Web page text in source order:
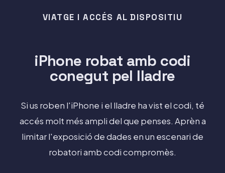
VIATGE I ACCÉS AL DISPOSITIU
iPhone robat amb codi
conegut pel lladre
Si us roben l'iPhone i el lladre ha vist el codi, té
accés molt més ampli del que penses. Aprèn a
limitar l'exposició de dades en un escenari de
robatori amb codi compromès.